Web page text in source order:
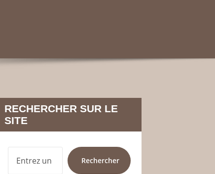
RECHERCHER SUR LE
SITE
RECHERCHER
Rechercher